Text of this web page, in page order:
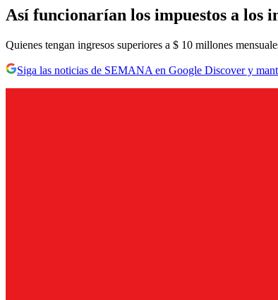
Así funcionarían los impuestos a los
Quienes tengan ingresos superiores a $ 10 millones
Siga las noticias de SEMANA en Google Discover y